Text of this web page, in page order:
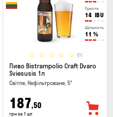
Гіркота
14 IBU
Щільність
11 %
(0)
Пиво Bistrampolio Craft Dvaro
Sviesusis 1л
Світле, Нефільтроване, 5°
187,50
грн за 1 шт